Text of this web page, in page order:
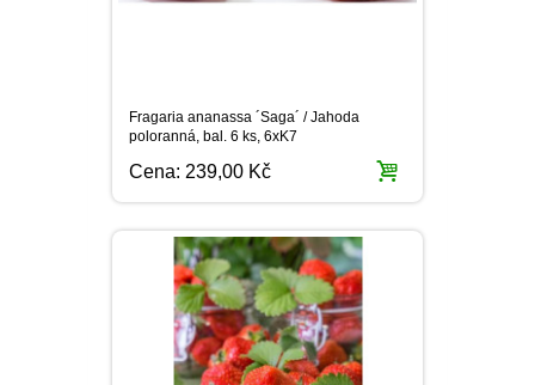
Fragaria ananassa ´Saga´ / Jahoda
poloranná, bal. 6 ks, 6xK7
Cena: 239,00 Kč